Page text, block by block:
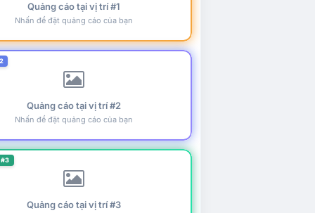
Quảng cáo tại vị trí #1
Nhấn để đặt quảng cáo của bạn
Quảng cáo tại vị trí #2
Nhấn để đặt quảng cáo của bạn
Quảng cáo tại vị trí #3